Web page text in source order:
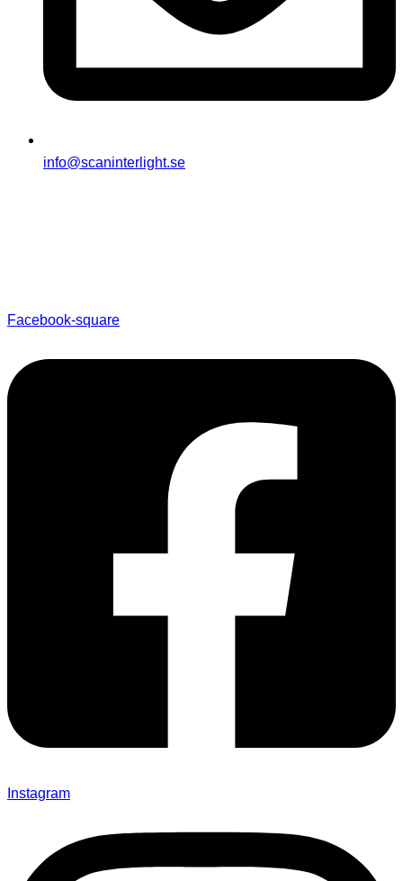
info@scaninterlight.se
Facebook-square
Instagram